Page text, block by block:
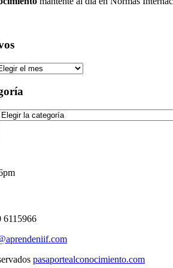
6115966
pasaportealconocimiento.com